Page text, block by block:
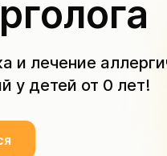
и лечение
у детей от 0 лет!